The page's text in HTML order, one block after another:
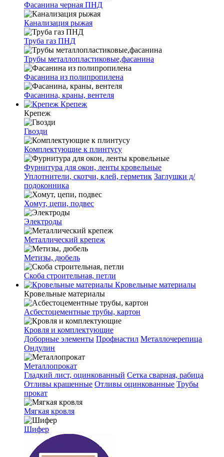
Фасанина черная ПНД
Канализация рыжая
Труба газ ПНД
Трубы металлопластиковые,фасанина
Фасанина из полипропилена
Фасанина, краны, вентеля
Крепеж
Крепеж
Гвозди
Комплектующие к плинтусу
Фурнитура для окон, ленты кровельные
Уплотнители, скотчи, клей, герметик Заглушки д/
подоконника
Хомут, цепи, подвес
Электроды
Металлический крепеж
Метизы, дюбель
Скоба строительная, петли
Кровельные материалы
Кровельные материалы
Асбестоцементные трубы, картон
Кровля и комплектующие
Доборные элементы Профнастил Металлочерепица
Ондулин
Металлопрокат
Гладкий лист, оцинкованный Сетка сварная, рабица
Отливы крашенные Отливы оцинкованные Трубы
прокат
Мягкая кровля
Шифер